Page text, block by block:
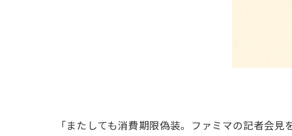
「またしても消費期限偽装。ファミマの記者会